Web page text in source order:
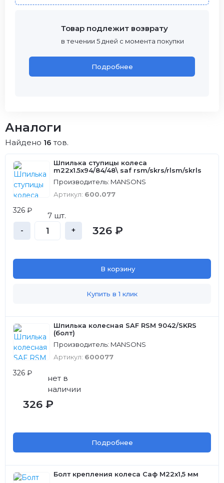
Товар подлежит возврату
в течении 5 дней с момента покупки
Подробнее
Аналоги
Найдено 16 тов.
Шпилька ступицы колеса
m22x1.5x94/84/48\ saf rsm/skrs/rlsm/skrls
Производитель: MANSONS
Артикул: 600.077
326 ₽
7 шт.
- + 326 ₽
В корзину
Купить в 1 клик
Шпилька колесная SAF RSM 9042/SKRS
(болт)
Производитель: MANSONS
Артикул: 600077
326 ₽
нет в
наличии
326 ₽
Подробнее
Болт крепления колеса Саф M22x1,5 мм